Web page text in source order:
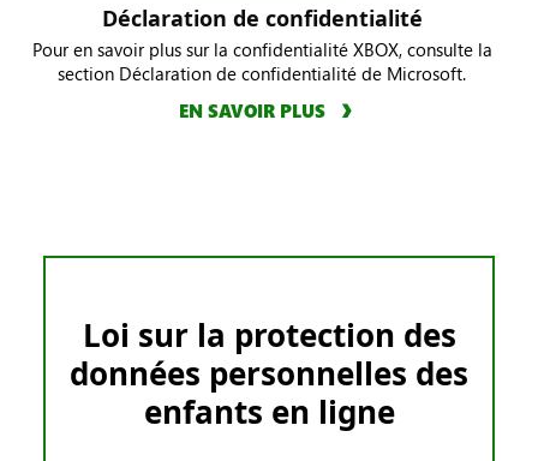
Déclaration de confidentialité
Pour en savoir plus sur la confidentialité XBOX, consulte la
section Déclaration de confidentialité de Microsoft.
EN SAVOIR PLUS
Loi sur la protection des
données personnelles des
enfants en ligne